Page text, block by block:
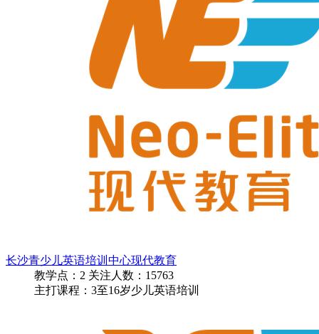
长沙青少儿英语培训中心现代教育
教学点： 2 关注人数： 15763
主打课程：3至16岁少儿英语培训